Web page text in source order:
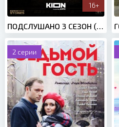
16+
ПОДСЛУШАНО 3 СЕЗОН (2022)
2 серии